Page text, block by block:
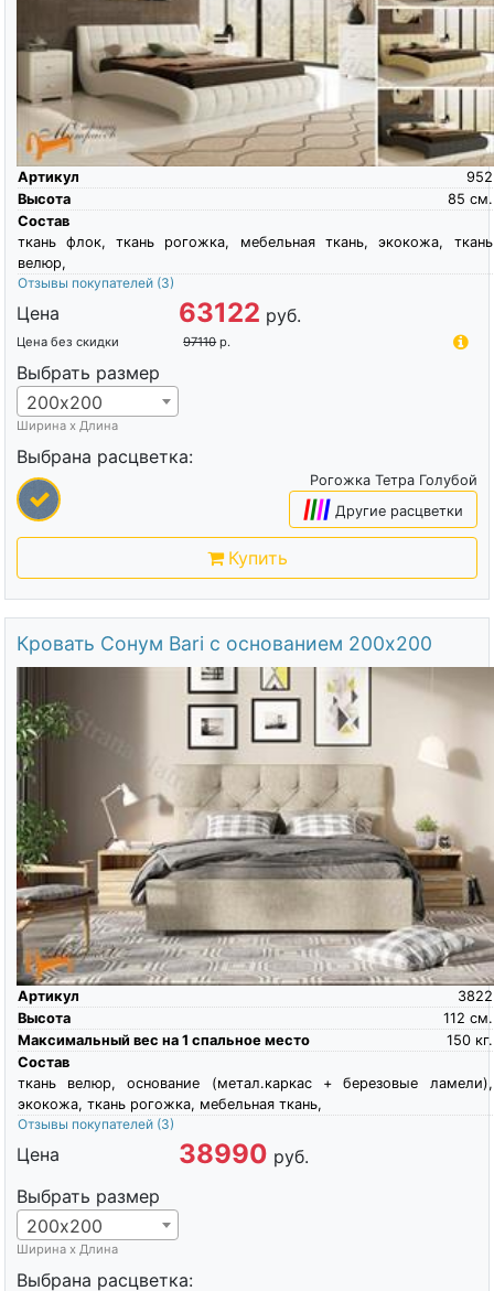
Артикул
952
Высота
см.
85
Состав
ткань флок, ткань рогожка, мебельная ткань, экокожа, ткань
велюр,
Отзывы покупателей (3)
Цена 63122 руб.
Цена без скидки 97110 р.
Выбрать размер
200х200
Ширина х Длина
Выбрана расцветка:
Рогожка Тетра Голубой
|||| Другие расцветки
Купить
Кровать Сонум Bari с основанием 200х200
Артикул
3822
Высота
см.
112
Максимальный вес на 1 спальное место
кг.
150
Состав
ткань велюр, основание (метал.каркас + березовые ламели),
экокожа, ткань рогожка, мебельная ткань,
Отзывы покупателей (3)
Цена 38990 руб.
Выбрать размер
200х200
Ширина х Длина
Выбрана расцветка: